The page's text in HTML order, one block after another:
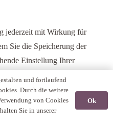
jederzeit mit Wirkung für
Sie die Speicherung der
Einstellung Ihrer
Fall gegebenenfalls nicht
vollumfänglich
und fortlaufend
Durch die weitere
von Cookies
Sie in unserer
Ok